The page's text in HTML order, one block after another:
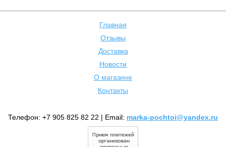
Главная
Отзывы
Доставка
Новости
О магазине
Контакты
Телефон: +7 905 825 82 22 | Email: marka-pochtoi@yandex.ru